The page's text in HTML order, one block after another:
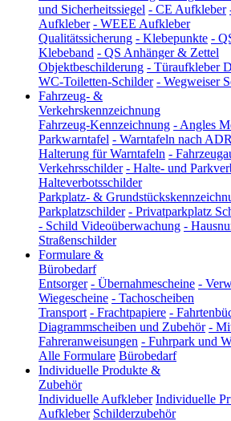
und Sicherheitssiegel - CE Aufkleber
Aufkleber - WEEE Aufkleber
Qualitätssicherung - Klebepunkte -
Klebeband - QS Anhänger & Zettel
Objektbeschilderung - Türaufkleber
WC-Toiletten-Schilder - Wegweiser
Fahrzeug- &
Verkehrskennzeichnung
Fahrzeug-Kennzeichnung - Angles
Parkwarntafel - Warntafeln nach ADR
Halterung für Warntafeln -
Verkehrsschilder - Halte- und
Halteverbotsschilder
Parkplatz- &
Parkplatzschilder - Privatparkplatz
- Schild Videoüberwachung -
Straßenschilder
Formulare &
Bürobedarf
Entsorger - Übernahmescheine -
Wiegescheine - Tachoscheiben
Transport - Frachtpapiere -
Diagrammscheiben und Zubehör -
Fahreranweisungen - Fuhrpark und
Alle Formulare Bürobedarf
Individuelle Produkte &
Zubehör
Individuelle Aufkleber Individuelle
Aufkleber Schilderzubehör